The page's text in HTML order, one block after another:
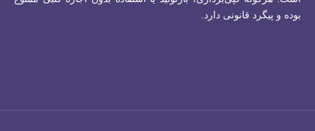
بوده و پیگرد قانونی دارد.